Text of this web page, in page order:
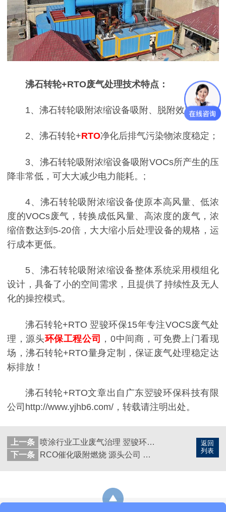
沸石转轮+RTO废气处理技术特点：
1、沸石转轮吸附浓缩设备吸附、脱附效率高；
2、沸石转轮+RTO净化后排气污染物浓度稳定；
3、沸石转轮吸附浓缩设备吸附VOCs所产生的压
降非常低，可大大减少电力能耗。;
4、沸石转轮吸附浓缩设备使原本高风量、低浓
度的VOCs废气，转换成低风量、高浓度的废气，浓
缩倍数达到5-20倍，大大缩小后处理设备的规格，运
行成本更低。
5、沸石转轮吸附浓缩设备整体系统采用模组化
设计，具备了小的空间需求，且提供了持续性及无人
化的操控模式。
沸石转轮+RTO 翌骏环保15年专注VOCS废气处
理，源头环保工程公司 ，0中间商，可免费上门看现
场，沸石转轮+RTO量身定制，保证废气处理稳定达
标排放！
沸石转轮+RTO文章出自广东翌骏环保科技有限
公司http://www.yjhb6.com/，转载请注明出处。
返回
列表
上一条
喷涂行业工业废气治理 翌骏环保15年专注工业废气处理
下一条
RCO催化吸附燃烧 源头公司 废气处理达标排放